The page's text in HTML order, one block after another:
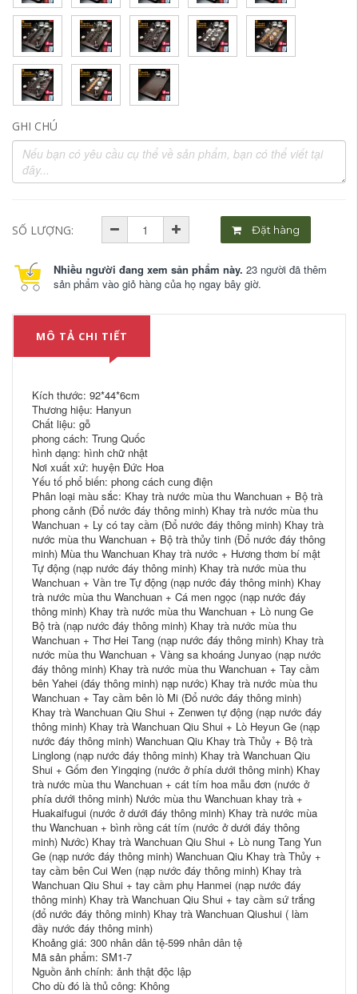
GHI CHÚ
SỐ LƯỢNG: Đặt hàng
Nhiều người đang xem sản phẩm này. 23 người đã thêm
sản phẩm vào giỏ hàng của họ ngay bây giờ.
MÔ TẢ CHI TIẾT
Kích thước: 92*44*6cm
Thương hiệu: Hanyun
Chất liệu: gỗ
phong cách: Trung Quốc
hình dạng: hình chữ nhật
Nơi xuất xứ: huyện Đức Hoa
Yếu tố phổ biến: phong cách cung điện
Phân loại màu sắc: Khay trà nước mùa thu Wanchuan + Bộ trà
phong cảnh (Đổ nước đáy thông minh) Khay trà nước mùa thu
Wanchuan + Ly có tay cầm (Đổ nước đáy thông minh) Khay trà
nước mùa thu Wanchuan + Bộ trà thủy tinh (Đổ nước đáy thông
minh) Mùa thu Wanchuan Khay trà nước + Hương thơm bí mật
Tự động (nạp nước đáy thông minh) Khay trà nước mùa thu
Wanchuan + Vần tre Tự động (nạp nước đáy thông minh) Khay
trà nước mùa thu Wanchuan + Cá men ngọc (nạp nước đáy
thông minh) Khay trà nước mùa thu Wanchuan + Lò nung Ge
Bộ trà (nạp nước đáy thông minh) Khay trà nước mùa thu
Wanchuan + Thơ Hei Tang (nạp nước đáy thông minh) Khay trà
nước mùa thu Wanchuan + Vàng sa khoáng Junyao (nạp nước
đáy thông minh) Khay trà nước mùa thu Wanchuan + Tay cầm
bên Yahei (đáy thông minh) nạp nước) Khay trà nước mùa thu
Wanchuan + Tay cầm bên lò Mi (Đổ nước đáy thông minh)
Khay trà Wanchuan Qiu Shui + Zenwen tự động (nạp nước đáy
thông minh) Khay trà Wanchuan Qiu Shui + Lò Heyun Ge (nạp
nước đáy thông minh) Wanchuan Qiu Khay trà Thủy + Bộ trà
Linglong (nạp nước đáy thông minh) Khay trà Wanchuan Qiu
Shui + Gốm đen Yingqing (nước ở phía dưới thông minh) Khay
trà nước mùa thu Wanchuan + cát tím hoa mẫu đơn (nước ở
phía dưới thông minh) Nước mùa thu Wanchuan khay trà +
Huakaifugui (nước ở dưới đáy thông minh) Khay trà nước mùa
thu Wanchuan + bình rồng cát tím (nước ở dưới đáy thông
minh) Nước) Khay trà Wanchuan Qiu Shui + Lò nung Tang Yun
Ge (nạp nước đáy thông minh) Wanchuan Qiu Khay trà Thủy +
tay cầm bên Cui Wen (nạp nước đáy thông minh) Khay trà
Wanchuan Qiu Shui + tay cầm phụ Hanmei (nạp nước đáy
thông minh) Khay trà Wanchuan Qiu Shui + tay cầm sứ trắng
(đổ nước đáy thông minh) Khay trà Wanchuan Qiushui ( làm
đầy nước đáy thông minh)
Khoảng giá: 300 nhân dân tệ-599 nhân dân tệ
Mã sản phẩm: SM1-7
Nguồn ảnh chính: ảnh thật độc lập
Cho dù đó là thủ công: Không